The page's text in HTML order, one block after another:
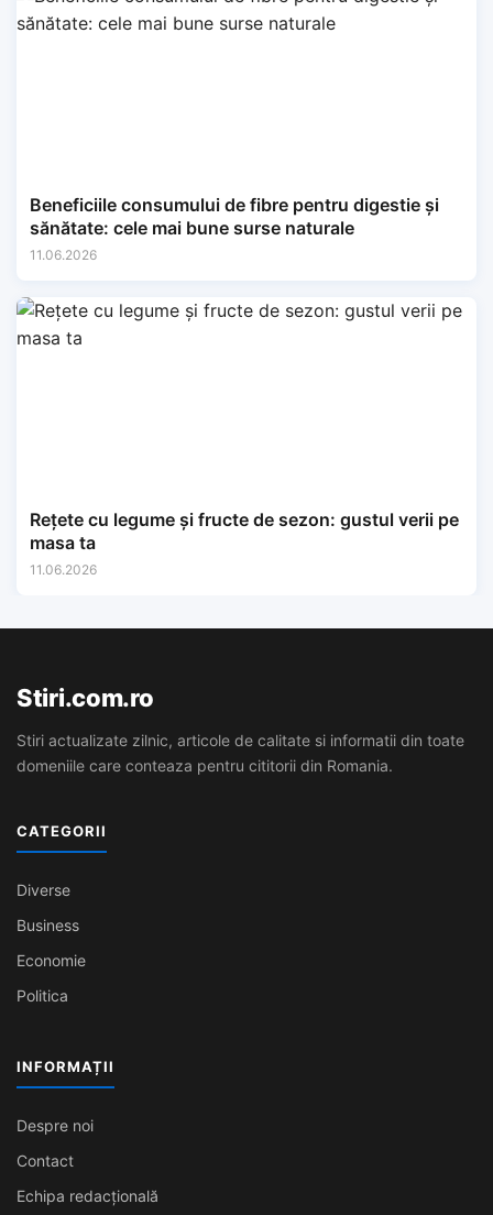
Beneficiile consumului de fibre pentru digestie și
sănătate: cele mai bune surse naturale
11.06.2026
Rețete cu legume și fructe de sezon: gustul verii pe
masa ta
11.06.2026
Stiri.com.ro
Stiri actualizate zilnic, articole de calitate si informatii din toate
domeniile care conteaza pentru cititorii din Romania.
CATEGORII
Diverse
Business
Economie
Politica
INFORMAȚII
Despre noi
Contact
Echipa redacțională